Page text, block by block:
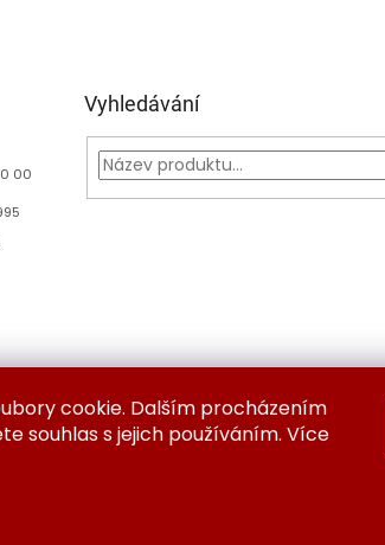
cookie. Dalším procházením
souhlas s jejich používáním. Více
00
Vyhledávání
zboží Kontaktujte nás Obchodní podmínky